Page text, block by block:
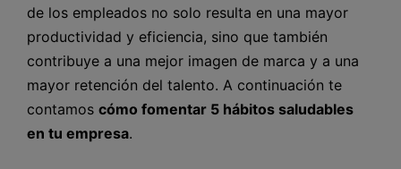
de los empleados no solo resulta en una mayor
productividad y eficiencia, sino que también
contribuye a una mejor imagen de marca y a una
mayor retención del talento. A continuación te
contamos cómo fomentar 5 hábitos saludables
en tu empresa.